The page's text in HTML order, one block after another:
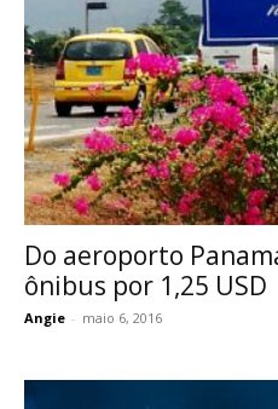
Do aeroporto
ônibus por 1,25 USD
Angie - maio 6, 2016